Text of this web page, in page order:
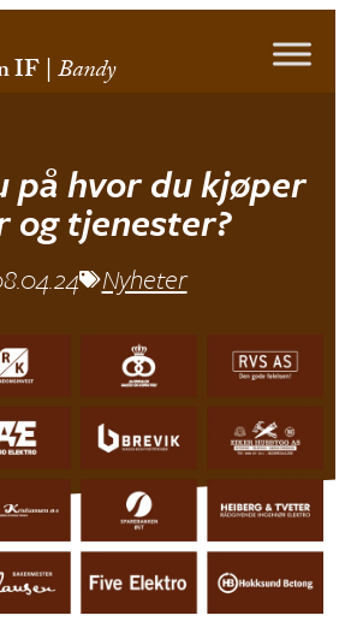
IF|Bandy
på hvor du kjøper
og tjenester?
Nyheter